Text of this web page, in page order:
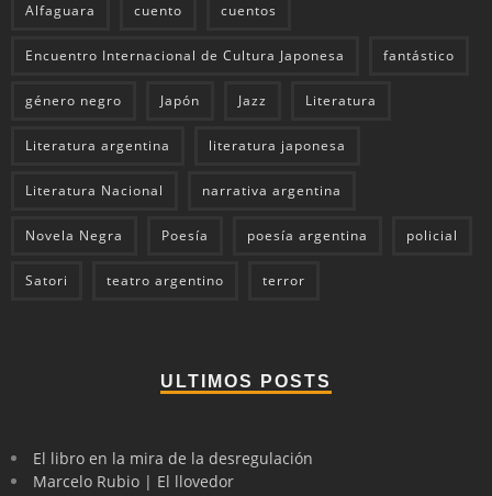
Alfaguara cuento cuentos
Encuentro Internacional de Cultura Japonesa fantástico
género negro Japón Jazz Literatura
Literatura argentina literatura japonesa
Literatura Nacional narrativa argentina
Novela Negra Poesía poesía argentina policial
Satori teatro argentino terror
ULTIMOS POSTS
El libro en la mira de la desregulación
Marcelo Rubio | El llovedor